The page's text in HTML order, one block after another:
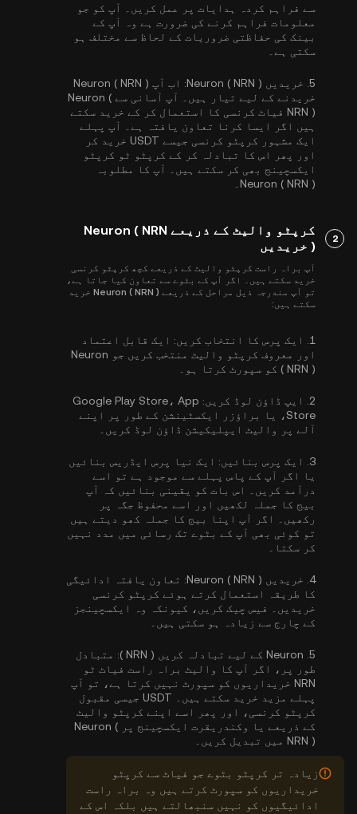
سے فراہم کردہ ہدایات پر عمل کریں۔ آپ کو جو
معلومات فراہم کرنے کی ضرورت ہے وہ آپ کے
بینک کی حفاظتی ضروریات کے لحاظ سے مختلف ہو
سکتی ہے۔
5. خریدیں Neuron ( NRN ):
اب آپ Neuron ( NRN )
خریدنے کے لیے تیار ہیں۔ آپ آسانی سے Neuron (
NRN ) فیاٹ کرنسی کا استعمال کر کے خرید سکتے
ہیں اگر ایسا کرنا تعاون یافتہ ہے۔ آپ پہلے
ایک مشہور کرپٹو کرنسی جیسے USDT خرید کر
اور پھر اس کا تبادلہ کر کے کرپٹو ٹو کرپٹو
ایکسچینج بھی کر سکتے ہیں۔ آپ کا مطلوبہ
Neuron ( NRN )۔
2
کرپٹو والیٹ کے ذریعے Neuron ( NRN
) خریدیں
آپ براہ راست کرپٹو والیٹ کے ذریعے کچھ کرپٹو کرنسی
خرید سکتے ہیں۔ اگر آپ کے بٹوے سے تعاون کیا جاتا ہے،
تو آپ مندرجہ ذیل مراحل کے ذریعے Neuron ( NRN ) خرید
سکتے ہیں:
1. ایک پرس کا انتخاب کریں: ایک قابل اعتماد
اور معروف کرپٹو والیٹ منتخب کریں جو Neuron
( NRN ) کو سپورٹ کرتا ہو۔
2. ایپ ڈاؤن لوڈ کریں: Google Play Store، App
Store، یا براؤزر ایکسٹینشن کے طور پر اپنے
آلے پر والیٹ ایپلیکیشن ڈاؤن لوڈ کریں۔
3. ایک پرس بنائیں: ایک نیا پرس ایڈریس بنائیں
یا اگر آپ کے پاس پہلے سے موجود ہے تو اسے
درآمد کریں۔ اس بات کو یقینی بنائیں کہ آپ
بیج کا جملہ لکھیں اور اسے محفوظ جگہ پر
رکھیں۔ اگر آپ اپنا بیج کا جملہ کھو دیتے ہیں
تو کوئی بھی آپ کے بٹوے تک رسائی میں مدد نہیں
کر سکتا۔
4. خریدیں Neuron ( NRN ):
تعاون یافتہ ادائیگی
کا طریقہ استعمال کرتے ہوئے کرپٹو کرنسی
خریدیں۔ فیس چیک کریں، کیونکہ وہ ایکسچینجز
کے چارج سے زیادہ ہو سکتی ہیں۔
5. Neuron کے لیے تبادلہ کریں ( NRN ):
متبادل
طور پر، اگر آپ کا والیٹ براہ راست فیاٹ ٹو
NRN خریداریوں کو سپورٹ نہیں کرتا ہے، تو آپ
پہلے مزید خرید سکتے ہیں۔ USDT جیسی مقبول
کرپٹو کرنسی، اور پھر اسے اپنے کرپٹو والیٹ
کے ذریعے یا وکندریقرت ایکسچینج پر Neuron (
NRN ) میں تبدیل کریں۔
زیادہ تر کرپٹو بٹوے جو فیاٹ سے کرپٹو
خریداریوں کو سپورٹ کرتے ہیں وہ براہ راست
ادائیگیوں کو نہیں سنبھالتے ہیں بلکہ اس کے